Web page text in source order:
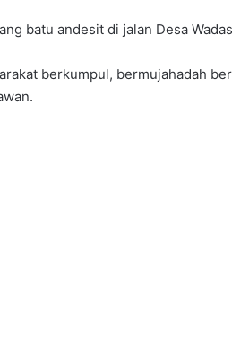
batu andesit di jalan Desa
berkumpul, bermujahadah